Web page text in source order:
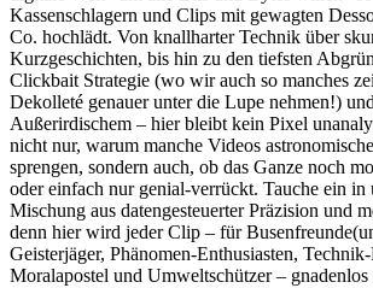
Kassenschlagern und Clips mit gewagten
Co. hochlädt. Von knallharter Technik über
Kurzgeschichten, bis hin zu den tiefsten
Clickbait Strategie (wo wir auch so manches
Dekolleté genauer unter die Lupe nehmen!)
Außerirdischem – hier bleibt kein Pixel
nicht nur, warum manche Videos
sprengen, sondern auch, ob das Ganze noch
oder einfach nur genial-verrückt. Tauche ein in
Mischung aus datengesteuerter Präzision und
denn hier wird jeder Clip – für
Geisterjäger, Phänomen-Enthusiasten,
Moralapostel und Umweltschützer –